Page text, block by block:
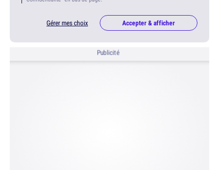
Gérer mes choix Accepter & afficher
Publicité